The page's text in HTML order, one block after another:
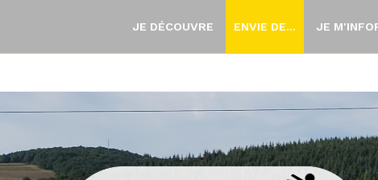
JE DÉCOUVRE ENVIE DE... JE